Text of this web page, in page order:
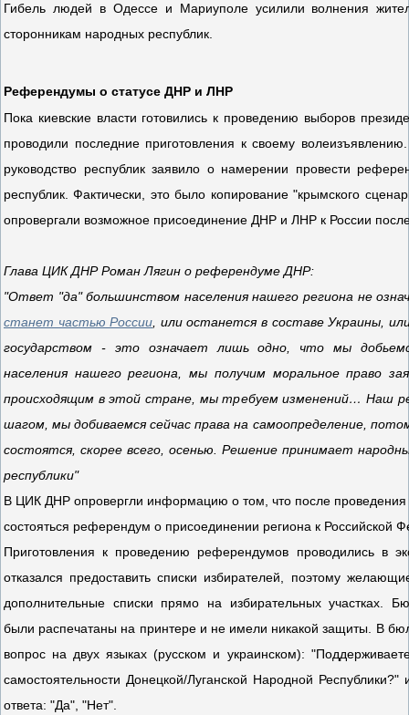
Гибель людей в Одессе и Мариуполе усилили волнения
сторонникам народных республик.
Референдумы о статусе ДНР и ЛНР
Пока киевские власти готовились к проведению выборов
проводили последние приготовления к своему
руководство республик заявило о намерении провести
республик. Фактически, это было копирование "крымского
опровергали возможное присоединение ДНР и ЛНР к России
Глава ЦИК ДНР Роман Лягин о референдуме ДНР:
"Ответ "да" большинством населения нашего региона не
станет частью России , или останется в составе Украины,
государством - это означает лишь одно, что мы
населения нашего региона, мы получим моральное право
происходящим в этой стране, мы требуем изменений… Наш
шагом, мы добиваемся сейчас права на самоопределение,
состоятся, скорее всего, осенью. Решение принимает
республики"
В ЦИК ДНР опровергли информацию о том, что после
состояться референдум о присоединении региона к Российской
Приготовления к проведению референдумов проводились в
отказался предоставить списки избирателей, поэтому
дополнительные списки прямо на избирательных участках.
были распечатаны на принтере и не имели никакой защиты. В
вопрос на двух языках (русском и украинском):
самостоятельности Донецкой/Луганской Народной Республики?"
ответа: "Да", "Нет".